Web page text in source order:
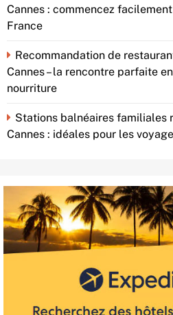
Cannes : commencez
France
Recommandation de
Cannes – la rencontre parfaite
nourriture
Stations balnéaires familiales
Cannes : idéales pour les